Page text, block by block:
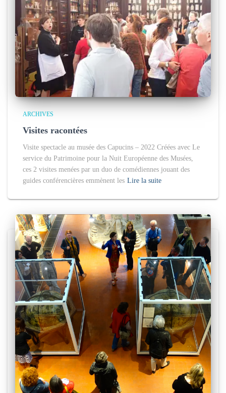
ARCHIVES
Visites racontées
Visite spectacle au musée des Capucins – 2022 Créées avec Le
service du Patrimoine pour la Nuit Européenne des Musées,
ces 2 visites menées par un duo de comédiennes jouant des
guides conférencières emmènent les Lire la suite